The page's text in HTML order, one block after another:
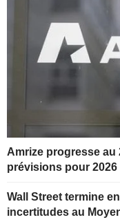
Amrize progresse au
prévisions pour 2026
Wall Street termine
incertitudes au